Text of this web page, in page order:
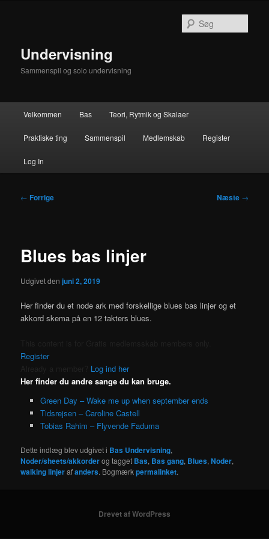
Undervisning
Sammenspil og solo undervisning
Velkommen Bas Teori, Rytmik og Skalaer
Praktiske ting Sammenspil Medlemskab Register
Log In
Indlægsnavigation
← Forrige Næste →
Blues bas linjer
Udgivet denjuni 2, 2019
Her finder du et node ark med forskellige blues bas linjer og et
akkord skema på en 12 takters blues.
Register
Log ind her
Her finder du andre sange du kan bruge.
Green Day – Wake me up when september ends
Tidsrejsen – Caroline Castell
Tobias Rahim – Flyvende Faduma
Dette indlæg blev udgivet i Bas Undervisning,
Noder/sheets/akkorderog tagget Bas, Bas gang, Blues,Noder,
walking linjerafanders. Bogmærkpermalinket.
Drevet af WordPress